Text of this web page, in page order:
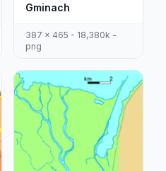
Gminach
387 x 465 - 18,380k -
png